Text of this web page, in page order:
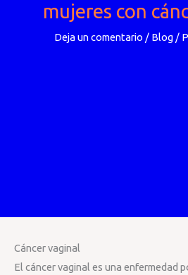
mujeres con
Deja un comentario / Blog/
Cáncer vaginal
El cáncer vaginal es una enfermedad